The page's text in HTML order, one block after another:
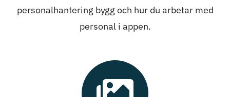
personalhantering bygg och hur du arbetar med
personal i appen.